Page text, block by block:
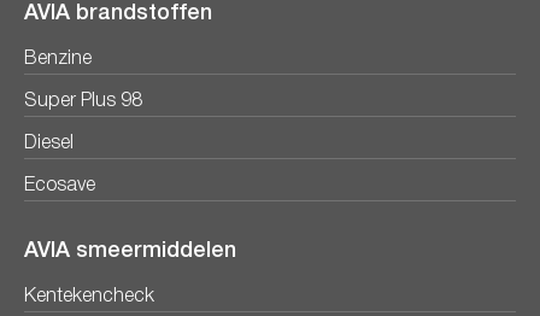
AVIA brandstoffen
Benzine
Super Plus 98
Diesel
Ecosave
AVIA smeermiddelen
Kentekencheck